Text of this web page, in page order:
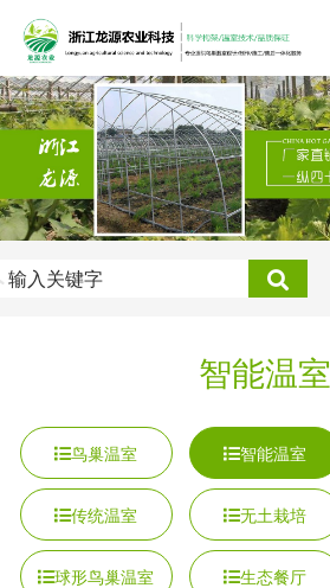
智能温室
鸟巢温室 智能温室
传统温室 无土栽培
球形鸟巢温室 生态餐厅